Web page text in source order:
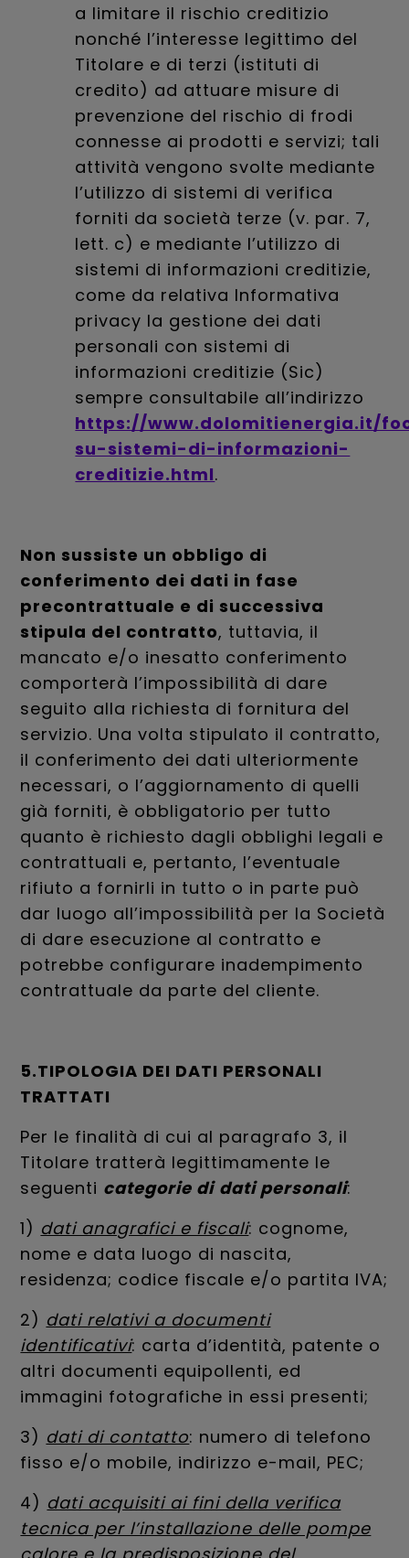
a limitare il rischio creditizio
nonché l’interesse legittimo del
Titolare e di terzi (istituti di
credito) ad attuare misure di
prevenzione del rischio di frodi
connesse ai prodotti e servizi; tali
attività vengono svolte mediante
l’utilizzo di sistemi di verifica
forniti da società terze (v. par. 7,
lett. c) e mediante l’utilizzo di
sistemi di informazioni creditizie,
come da relativa Informativa
privacy la gestione dei dati
personali con sistemi di
informazioni creditizie (Sic)
sempre consultabile all’indirizzo
https://www.dolomitienergia.it/
su-sistemi-di-informazioni-
creditizie.html.
Non sussiste un obbligo di
conferimento dei dati in fase
precontrattuale e di successiva
stipula del contratto, tuttavia, il
mancato e/o inesatto conferimento
comporterà l’impossibilità di dare
seguito alla richiesta di fornitura del
servizio. Una volta stipulato il contratto,
il conferimento dei dati ulteriormente
necessari, o l’aggiornamento di quelli
già forniti, è obbligatorio per tutto
quanto è richiesto dagli obblighi legali e
contrattuali e, pertanto, l’eventuale
rifiuto a fornirli in tutto o in parte può
dar luogo all’impossibilità per la Società
di dare esecuzione al contratto e
potrebbe configurare inadempimento
contrattuale da parte del cliente.
5.TIPOLOGIA DEI DATI PERSONALI
TRATTATI
Per le finalità di cui al paragrafo 3, il
Titolare tratterà legittimamente le
seguenti categorie di dati personali:
1) dati anagrafici e fiscali: cognome,
nome e data luogo di nascita,
residenza; codice fiscale e/o partita IVA;
2) dati relativi a documenti
identificativi: carta d’identità, patente o
altri documenti equipollenti, ed
immagini fotografiche in essi presenti;
3) dati di contatto: numero di telefono
fisso e/o mobile, indirizzo e-mail, PEC;
4) dati acquisiti ai fini della verifica
tecnica per l’installazione delle pompe